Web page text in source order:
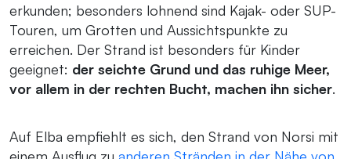
erkunden; besonders lohnend sind Kajak- oder SUP-
Touren, um Grotten und Aussichtspunkte zu
erreichen. Der Strand ist besonders für Kinder
geeignet: der seichte Grund und das ruhige Meer,
vor allem in der rechten Bucht, machen ihn sicher.
Auf Elba empfiehlt es sich, den Strand von Norsi mit